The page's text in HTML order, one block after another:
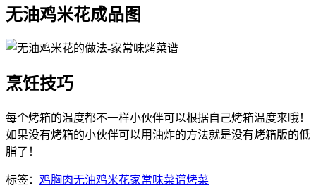
无油鸡米花成品图
烹饪技巧
每个烤箱的温度都不一样小伙伴可以根据自己烤箱温度来哦！
如果没有烤箱的小伙伴可以用油炸的方法就是没有烤箱版的低
脂了！
标签： 鸡胸肉无油鸡米花家常味菜谱烤菜